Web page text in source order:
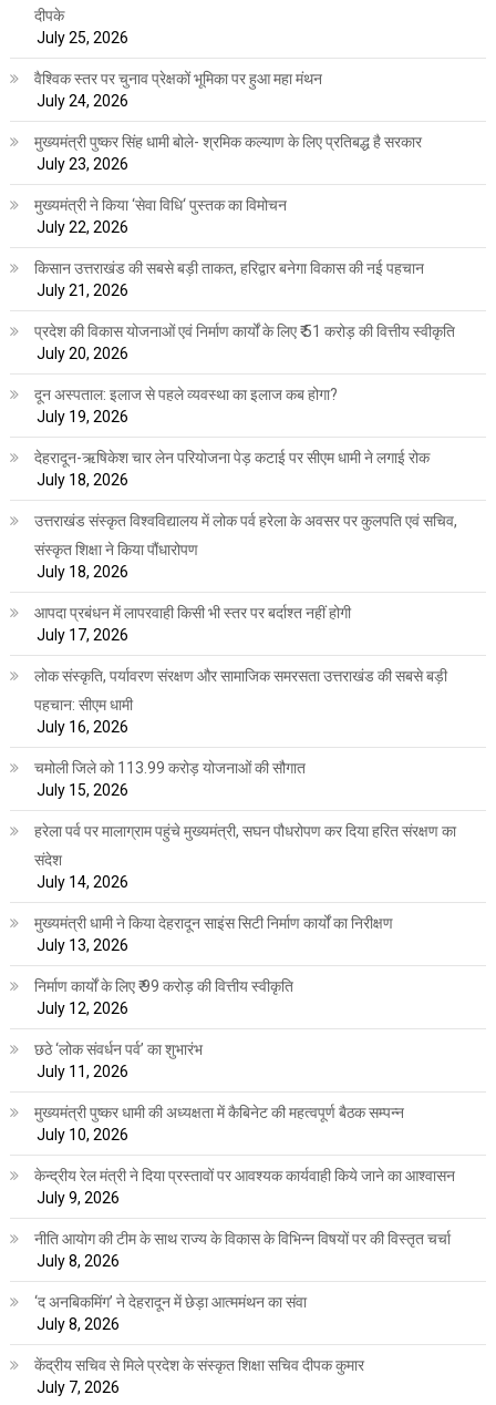
दीपके
July 25, 2026
वैश्विक स्तर पर चुनाव प्रेक्षकों भूमिका पर हुआ महा मंथन
July 24, 2026
मुख्यमंत्री पुष्कर सिंह धामी बोले- श्रमिक कल्याण के लिए प्रतिबद्ध है सरकार
July 23, 2026
मुख्यमंत्री ने किया ‘सेवा विधि‘ पुस्तक का विमोचन
July 22, 2026
किसान उत्तराखंड की सबसे बड़ी ताकत, हरिद्वार बनेगा विकास की नई पहचान
July 21, 2026
प्रदेश की विकास योजनाओं एवं निर्माण कार्यों के लिए ₹ 51 करोड़ की वित्तीय स्वीकृति
July 20, 2026
दून अस्पताल: इलाज से पहले व्यवस्था का इलाज कब होगा?
July 19, 2026
देहरादून-ऋषिकेश चार लेन परियोजना पेड़ कटाई पर सीएम धामी ने लगाई रोक
July 18, 2026
उत्तराखंड संस्कृत विश्वविद्यालय में लोक पर्व हरेला के अवसर पर कुलपति एवं सचिव,
संस्कृत शिक्षा ने किया पौंधारोपण
July 18, 2026
आपदा प्रबंधन में लापरवाही किसी भी स्तर पर बर्दाश्त नहीं होगी
July 17, 2026
लोक संस्कृति, पर्यावरण संरक्षण और सामाजिक समरसता उत्तराखंड की सबसे बड़ी
पहचान: सीएम धामी
July 16, 2026
चमोली जिले को 113.99 करोड़ योजनाओं की सौगात
July 15, 2026
हरेला पर्व पर मालाग्राम पहुंचे मुख्यमंत्री, सघन पौधरोपण कर दिया हरित संरक्षण का
संदेश
July 14, 2026
मुख्यमंत्री धामी ने किया देहरादून साइंस सिटी निर्माण कार्यों का निरीक्षण
July 13, 2026
निर्माण कार्यों के लिए ₹ 99 करोड़ की वित्तीय स्वीकृति
July 12, 2026
छठे ‘लोक संवर्धन पर्व’ का शुभारंभ
July 11, 2026
मुख्यमंत्री पुष्कर धामी की अध्यक्षता में कैबिनेट की महत्वपूर्ण बैठक सम्पन्न
July 10, 2026
केन्द्रीय रेल मंत्री ने दिया प्रस्तावों पर आवश्यक कार्यवाही किये जाने का आश्वासन
July 9, 2026
नीति आयोग की टीम के साथ राज्य के विकास के विभिन्न विषयों पर की विस्तृत चर्चा
July 8, 2026
‘द अनबिकमिंग’ ने देहरादून में छेड़ा आत्ममंथन का संवा
July 8, 2026
केंद्रीय सचिव से मिले प्रदेश के संस्कृत शिक्षा सचिव दीपक कुमार
July 7, 2026